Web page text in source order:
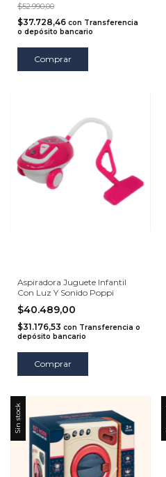
$52.990,00
$37.728,46 con Transferencia
o depósito bancario
Aspiradora Juguete Infantil
Con Luz Y Sonido Poppi
$40.489,00
$31.176,53 con Transferencia o
depósito bancario
Comprar
Sin stock